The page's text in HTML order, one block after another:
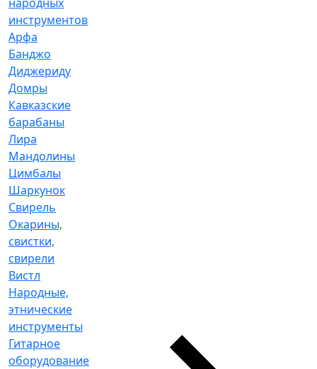
инструментов
Арфа
Банджо
Диджериду
Домры
Кавказские
барабаны
Лира
Мандолины
Цимбалы
Шаркунок
Свирель
Окарины,
свистки,
свирели
Вистл
Народные,
этнические
инструменты
Гитарное
оборудование